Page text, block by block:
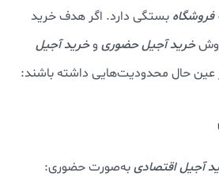
فروشگاه بستگی دارد. اگر هدف خرید
روشخرید آجیل حضوری وخرید آجیل
عین حال محدودیت‌هایی داشته باشند:
آجیل اقتصادیبه‌صورت حضوری: